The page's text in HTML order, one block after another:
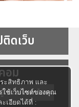
ะสิทธิภาพ และ
ช้เว็บไซต์ของคุณ
เอียดได้ที่ :
ดเว็บ
อม
การศึกษาไทย